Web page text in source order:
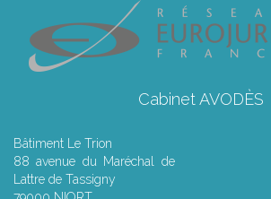
Cabinet AVODÈS
Bâtiment Le Trion
88 avenue du Maréchal de
Lattre de Tassigny